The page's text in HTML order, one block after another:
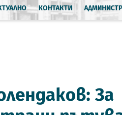
КОНТАКТИ
За